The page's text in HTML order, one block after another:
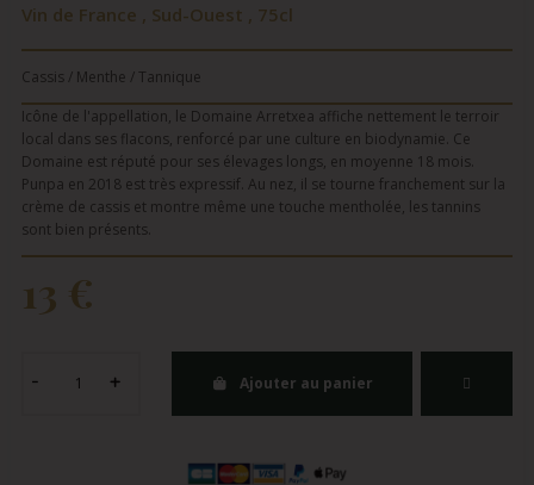
Vin de France , Sud-Ouest , 75cl
Cassis / Menthe / Tannique
Icône de l'appellation, le Domaine Arretxea affiche nettement le terroir
local dans ses flacons, renforcé par une culture en biodynamie. Ce
Domaine est réputé pour ses élevages longs, en moyenne 18 mois.
Punpa en 2018 est très expressif. Au nez, il se tourne franchement sur la
crème de cassis et montre même une touche mentholée, les tannins
sont bien présents.
13 €
Ajouter au panier